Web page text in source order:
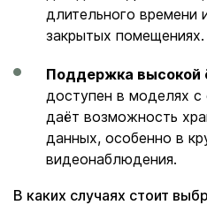
длительного времени
закрытых помещениях.
Поддержка высокой
доступен в моделях
даёт возможность
данных, особенно в
видеонаблюдения.
В каких случаях стоит